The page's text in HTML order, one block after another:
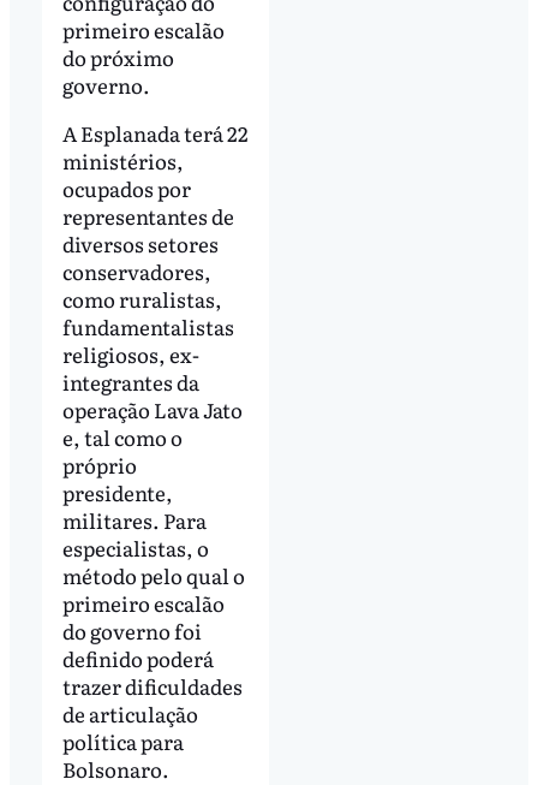
primeiro escalão
do próximo
governo.
A Esplanada terá 22
ministérios,
ocupados por
representantes de
diversos setores
conservadores,
como ruralistas,
fundamentalistas
religiosos, ex-
integrantes da
operação Lava Jato
e, tal como o
próprio
presidente,
militares. Para
especialistas, o
método pelo qual o
primeiro escalão
do governo foi
definido poderá
trazer dificuldades
de articulação
política para
Bolsonaro.